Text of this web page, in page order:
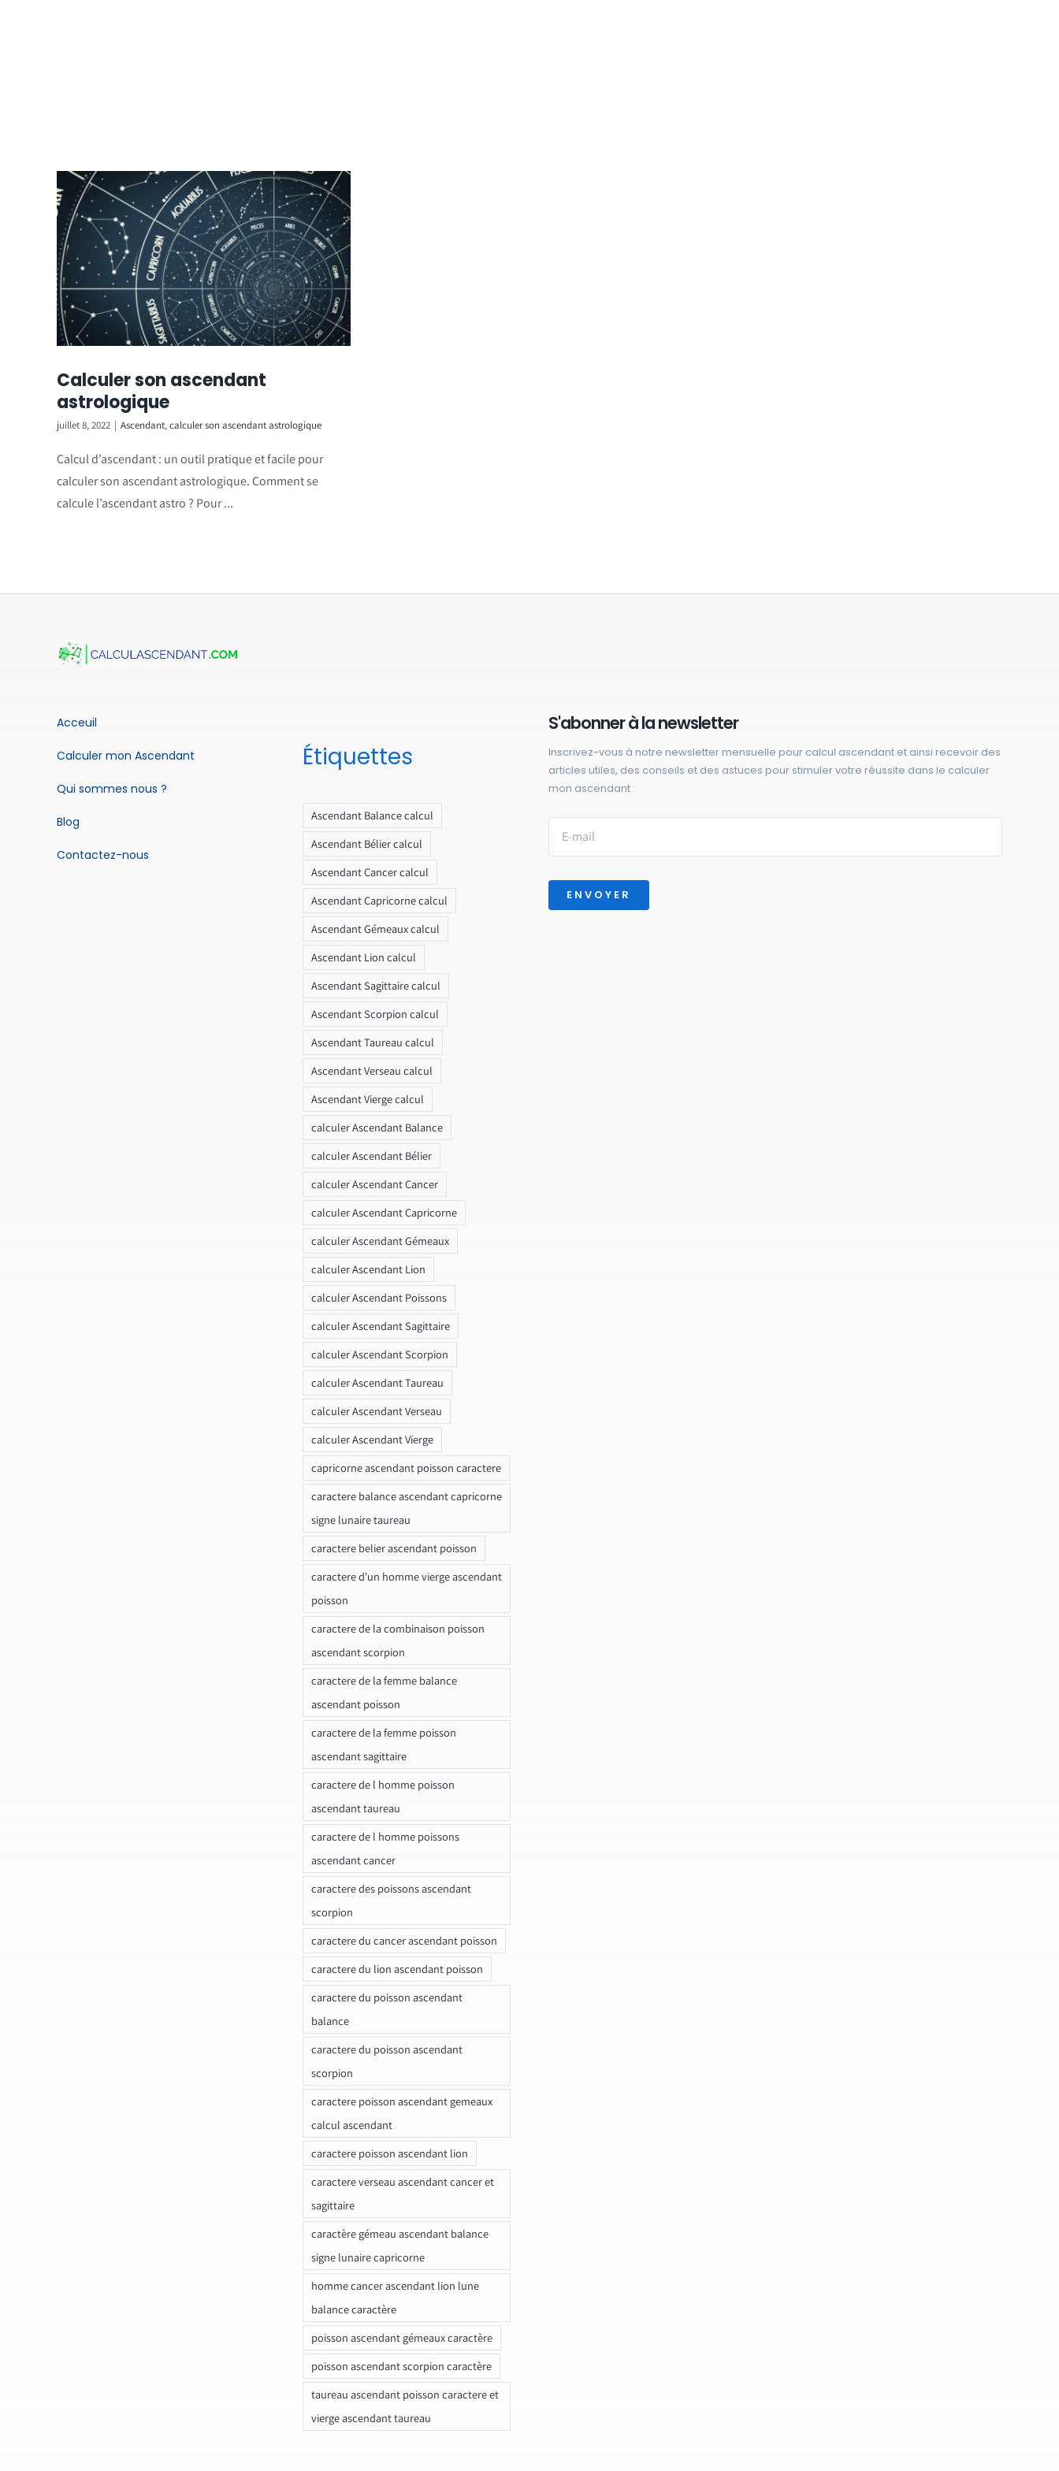
Calculer son ascendant
astrologique
juillet 8, 2022 | Ascendant,calculer son ascendant astrologique
Calcul d’ascendant : un outil pratique et facile pour
calculer son ascendant astrologique. Comment se
calcule l’ascendant astro ? Pour ...
Acceuil
Calculer mon Ascendant
Qui sommes nous ?
Blog
Contactez-nous
Étiquettes
Ascendant Balance calcul
Ascendant Bélier calcul
Ascendant Cancer calcul
Ascendant Capricorne calcul
Ascendant Gémeaux calcul
Ascendant Lion calcul
Ascendant Sagittaire calcul
Ascendant Scorpion calcul
Ascendant Taureau calcul
Ascendant Verseau calcul
Ascendant Vierge calcul
calculer Ascendant Balance
calculer Ascendant Bélier
calculer Ascendant Cancer
calculer Ascendant Capricorne
calculer Ascendant Gémeaux
calculer Ascendant Lion
calculer Ascendant Poissons
calculer Ascendant Sagittaire
calculer Ascendant Scorpion
calculer Ascendant Taureau
calculer Ascendant Verseau
calculer Ascendant Vierge
capricorne ascendant poisson caractere
caractere balance ascendant capricorne
signe lunaire taureau
caractere belier ascendant poisson
caractere d'un homme vierge ascendant
poisson
caractere de la combinaison poisson
ascendant scorpion
caractere de la femme balance
ascendant poisson
caractere de la femme poisson
ascendant sagittaire
caractere de l homme poisson
ascendant taureau
caractere de l homme poissons
ascendant cancer
caractere des poissons ascendant
scorpion
caractere du cancer ascendant poisson
caractere du lion ascendant poisson
caractere du poisson ascendant
balance
caractere du poisson ascendant
scorpion
caractere poisson ascendant gemeaux
calcul ascendant
caractere poisson ascendant lion
caractere verseau ascendant cancer et
sagittaire
caractère gémeau ascendant balance
signe lunaire capricorne
homme cancer ascendant lion lune
balance caractère
poisson ascendant gémeaux caractère
poisson ascendant scorpion caractère
taureau ascendant poisson caractere et
vierge ascendant taureau
S'abonner à la newsletter
Inscrivez-vous à notre newsletter mensuelle pour calcul ascendant et ainsi recevoir des
articles utiles, des conseils et des astuces pour stimuler votre réussite dans le calculer
mon ascendant :
ENVOYER